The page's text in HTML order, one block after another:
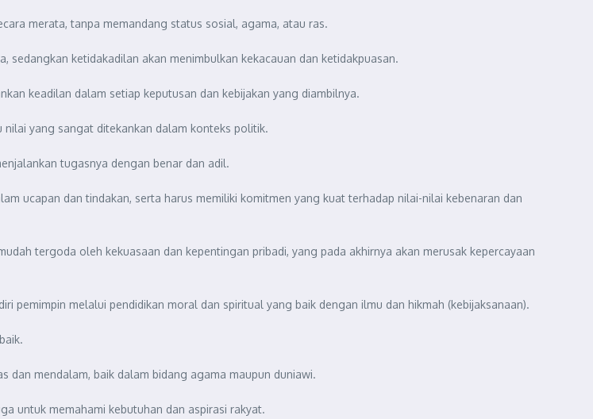
merata, tanpa memandang status sosial, agama, atau ras.
sedangkan ketidakadilan akan menimbulkan kekacauan dan ketidakpuasan.
keadilan dalam setiap keputusan dan kebijakan yang diambilnya.
yang sangat ditekankan dalam konteks politik.
tugasnya dengan benar dan adil.
ucapan dan tindakan, serta harus memiliki komitmen yang kuat terhadap nilai-nilai kebenaran dan
tergoda oleh kekuasaan dan kepentingan pribadi, yang pada akhirnya akan merusak kepercayaan
pemimpin melalui pendidikan moral dan spiritual yang baik dengan ilmu dan hikmah (kebijaksanaan).
dan mendalam, baik dalam bidang agama maupun duniawi.
untuk memahami kebutuhan dan aspirasi rakyat.